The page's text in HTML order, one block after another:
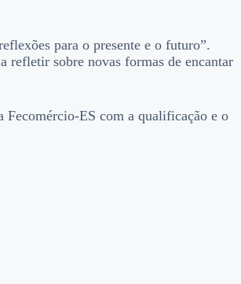
para o presente e o futuro”.
refletir sobre novas formas de encantar
Fecomércio-ES com a qualificação e o